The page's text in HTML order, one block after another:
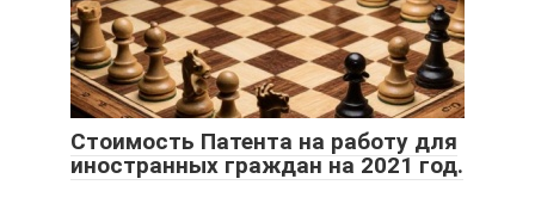
Стоимость Патента на работу для
иностранных граждан на 2021 год.